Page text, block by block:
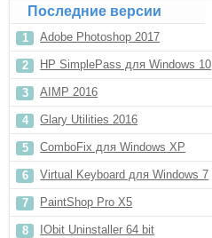
Последние версии
Adobe Photoshop 2017
HP SimplePass для Windows 10
AIMP 2016
Glary Utilities 2016
ComboFix для Windows XP
Virtual Keyboard для Windows 7
PaintShop Pro X5
IObit Uninstaller 64 bit